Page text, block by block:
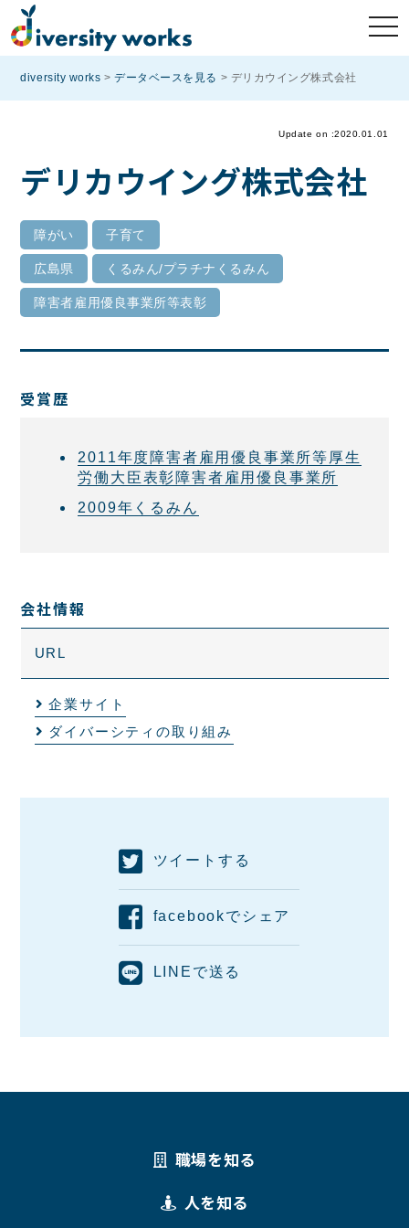
diversity works >データベースを見る > デリカウイング株式会社
Update on :2020.01.01
デリカウイング株式会社
障がい 子育て
広島県 くるみん/プラチナくるみん
障害者雇用優良事業所等表彰
受賞歴
2011年度障害者雇用優良事業所等厚生
労働大臣表彰障害者雇用優良事業所
2009年くるみん
会社情報
URL
企業サイト
ダイバーシティの取り組み
ツイートする
facebookでシェア
LINEで送る
職場を知る
人を知る